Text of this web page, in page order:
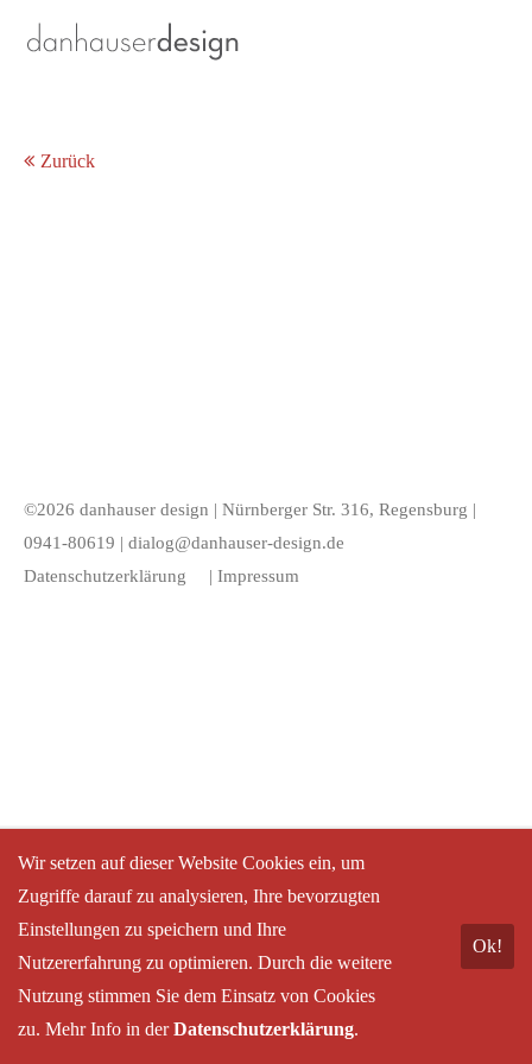
Zurück
©2026 danhauser design | Nürnberger Str. 316, Regensburg |
0941-80619 | dialog@danhauser-design.de
Datenschutzerklärung
| Impressum
Wir setzen auf dieser Website Cookies ein, um
Zugriffe darauf zu analysieren, Ihre bevorzugten
Einstellungen zu speichern und Ihre
Nutzererfahrung zu optimieren. Durch die weitere
Nutzung stimmen Sie dem Einsatz von Cookies
zu. Mehr Info in derDatenschutzerklärung.
Ok!